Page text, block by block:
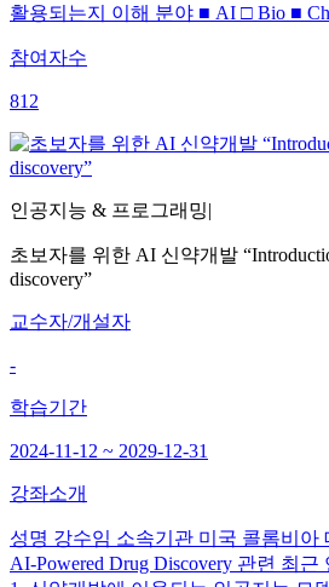
활용되는지 이해 분야 ■ AI □ Bio ■
참여자수
812
인공지능 & 프로그래밍|
초보자를 위한 AI 신약개발
discovery”
교수자/개설자
-
학습기간
2024-11-12 ~ 2029-12-31
강좌소개
성명 강수임 소속기관 미국 콜롬비아
AI-Powered Drug Discovery 관련 최